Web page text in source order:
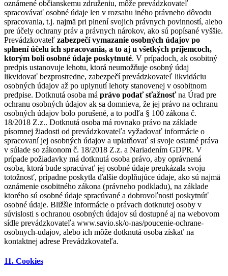
oznámené občianskemu združeniu, môže prevádzkovateľ
spracovávať osobné údaje len v rozsahu iného právneho dôvodu
spracovania, t.j. najmä pri plnení svojich právnych povinností, alebo
pre účely ochrany práv a právnych nárokov, ako sú popísané vyššie.
Prevádzkovateľ zabezpečí vymazanie osobných údajov po
splnení účelu ich spracovania, a to aj u všetkých príjemcoch,
ktorým boli osobné údaje poskytnuté. V prípadoch, ak osobitný
predpis ustanovuje lehotu, ktorá neumožňuje osobný údaj
likvidovať bezprostredne, zabezpečí prevádzkovateľ likvidáciu
osobných údajov až po uplynutí lehoty stanovenej v osobitnom
predpise. Dotknutá osoba má právo podať sťažnosťna Úrad pre
ochranu osobných údajov ak sa domnieva, že jej právo na ochranu
osobných údajov bolo porušené, a to podľa § 100 zákona č.
18/2018 Z.z.. Dotknutá osoba má rovnako právo na základe
písomnej žiadosti od prevádzkovateľa vyžadovať informácie o
spracovaní jej osobných údajov a uplatňovať si svoje ostatné práva
v súlade so zákonom č. 18/2018 Z.z. a Nariadením GDPR. V
prípade požiadavky má dotknutá osoba právo, aby oprávnená
osoba, ktorá bude spracúvať jej osobné údaje preukázala svoju
totožnosť, prípadne poskytla ďalšie doplňujúce údaje, ako sú najmä
oznámenie osobitného zákona (právneho podkladu), na základe
ktorého sú osobné údaje spracúvané a dobrovoľnosti poskytnúť
osobné údaje. Bližšie informácie o právach dotknutej osoby v
súvislosti s ochranou osobných údajov sú dostupné aj na webovom
sídle prevádzkovateľa www.savio.sk/o-nas/poucenie-ochrane-
osobnych-udajov, alebo ich môže dotknutá osoba získať na
kontaktnej adrese Prevádzkovateľa.
11. Cookies